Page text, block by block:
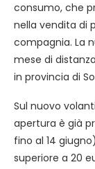
consumo, che
nella vendita di
compagnia. La
mese di
in provincia di
Sul nuovo
apertura è già
fino al 14
superiore a 20